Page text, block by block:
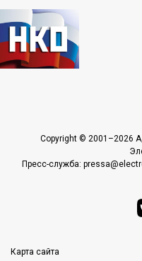
Copyright © 2001–2026
Пресс-служба:
Карта сайта